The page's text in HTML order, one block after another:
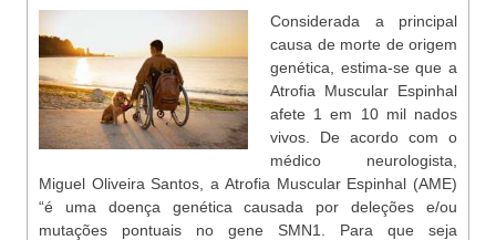
Considerada a principal
causa de morte de origem
genética, estima-se que a
Atrofia Muscular Espinhal
afete 1 em 10 mil nados
vivos. De acordo com o
médico neurologista,
Miguel Oliveira Santos, a Atrofia Muscular Espinhal (AME)
“é uma doença genética causada por deleções e/ou
mutações pontuais no gene SMN1. Para que seja